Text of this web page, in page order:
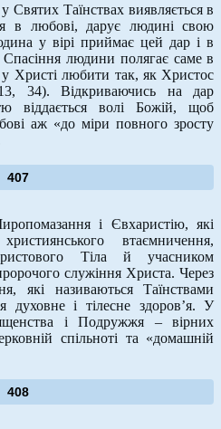
Таїнствах виявляється в
в любові, дарує людині свою
у вірі приймає цей дар і в
Спасіння людини полягає саме в
Христі любити так, як Христос
34). Відкриваючись на дар
віддається волі Божій, щоб
аж «до міри повного зросту
407
і Євхаристію, які
втаємничення,
Тіла й учасником
служіння Христа. Через
які називаються Таїнствами
духовне і тілесне здоров’я. У
і Подружжя – вірних
спільноті та «домашній
408